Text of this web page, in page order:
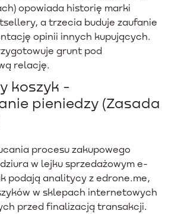
opowiada historię marki
a trzecia buduje zaufanie
opinii innych kupujących.
grunt pod
relację.
koszyk -
pieniedzy (Zasada
procesu zakupowego
w lejku sprzedażowym e-
podają analitycy z edrone.me,
w sklepach internetowych
przed finalizacją transakcji.